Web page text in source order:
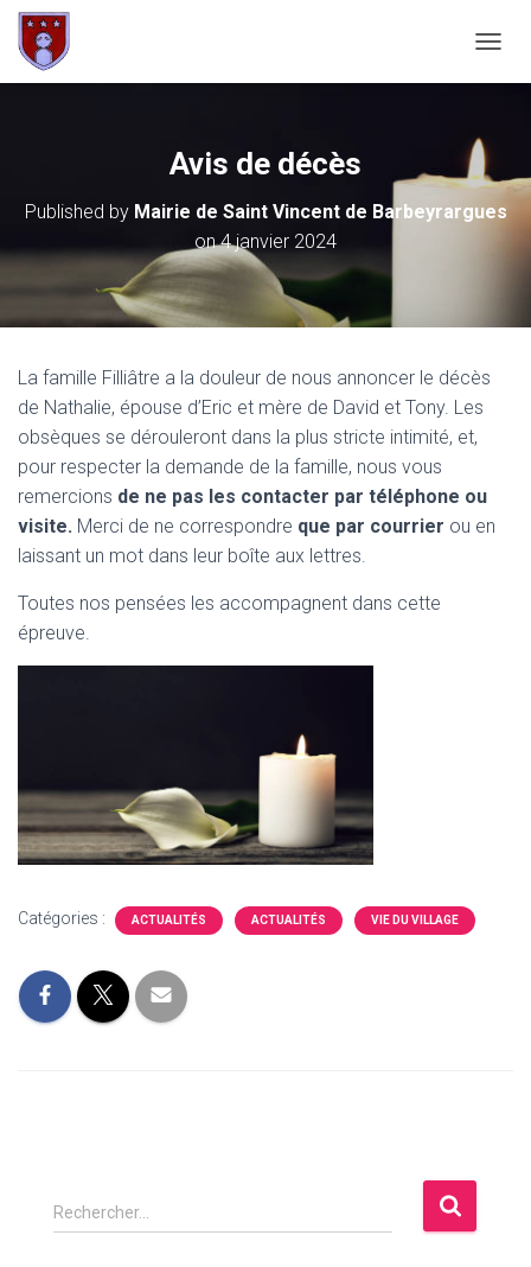
Avis de décès
Published by Mairie de Saint Vincent de Barbeyrargues
on4 janvier 2024
La famille Filliâtre a la douleur de nous annoncer le décès
de Nathalie, épouse d’Eric et mère de David et Tony. Les
obsèques se dérouleront dans la plus stricte intimité, et,
pour respecter la demande de la famille, nous vous
remercions de ne pas les contacter par téléphone ou
visite. Merci de ne correspondre que par courrier ou en
laissant un mot dans leur boîte aux lettres.
Toutes nos pensées les accompagnent dans cette
épreuve.
Catégories : ACTUALITÉS ACTUALITÉS VIE DU VILLAGE
R
e
Rechercher…